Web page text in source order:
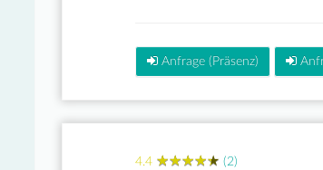
Anfrage (Präsenz)
4.4 ★★★★★
★★★★★ (2)